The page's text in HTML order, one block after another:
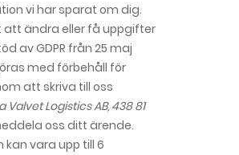
vi har sparat om dig.
att ändra eller få uppgifter
av GDPR från 25 maj
med förbehåll för
att skriva till oss
Valvet Logistics AB, 438 81
oss ditt ärende.
vara upp till 6